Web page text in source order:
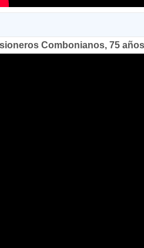
Combonianos, 75